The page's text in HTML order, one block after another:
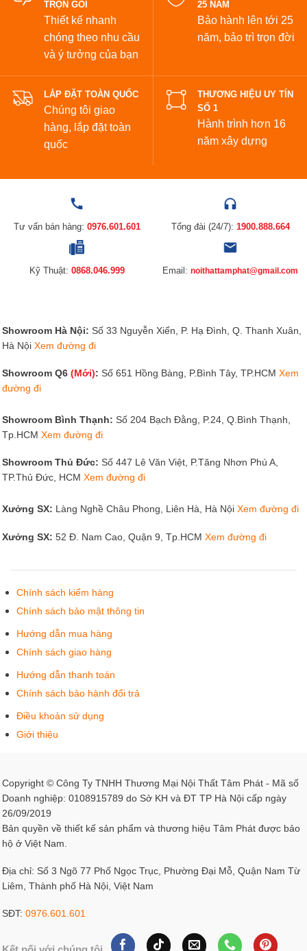
TRỌN GÓI
Thiết kế nhanh
chóng theo nhu cầu
và ý tưởng của bạn
25 NĂM
Bảo hành lên tới 25
năm, bảo trì trọn đời
LẮP ĐẶT TOÀN QUỐC
Chúng tôi giao
hàng, lắp đặt toàn
quốc
THƯƠNG HIỆU UY TÍN
SỐ 1
Hành trình hơn 16
năm xây dựng
Tư vấn bán hàng: 0976.601.601 Tổng đài (24/7): 1900.888.664
Kỹ Thuật: 0868.046.999 Email: noithattamphat@gmail.com
Showroom Hà Nội: Số 33 Nguyễn Xiển, P. Hạ Đình, Q. Thanh Xuân,
Hà Nội Xem đường đi
Showroom Q6 (Mới): Số 651 Hồng Bàng, P.Bình Tây, TP.HCM Xem
đường đi
Showroom Bình Thạnh: Số 204 Bạch Đằng, P.24, Q.Bình Thạnh,
Tp.HCM Xem đường đi
Showroom Thủ Đức: Số 447 Lê Văn Việt, P.Tăng Nhơn Phú A,
TP.Thủ Đức, HCM Xem đường đi
Xưởng SX: Làng Nghề Châu Phong, Liên Hà, Hà Nội Xem đường đi
Xưởng SX: 52 Đ. Nam Cao, Quận 9, Tp.HCM Xem đường đi
Chính sách kiểm hàng
Chính sách bảo mật thông tin
Hướng dẫn mua hàng
Chính sách giao hàng
Hướng dẫn thanh toán
Chính sách bảo hành đổi trả
Điều khoản sử dụng
Giới thiệu
Copyright © Công Ty TNHH Thương Mại Nội Thất Tâm Phát - Mã số
Doanh nghiệp: 0108915789 do Sở KH và ĐT TP Hà Nội cấp ngày
26/09/2019
Bản quyền về thiết kế sản phẩm và thương hiệu Tâm Phát được bảo
hộ ở Việt Nam.
Địa chỉ: Số 3 Ngõ 77 Phố Ngọc Trục, Phường Đại Mỗ, Quận Nam Từ
Liêm, Thành phố Hà Nội, Việt Nam
SĐT: 0976.601.601